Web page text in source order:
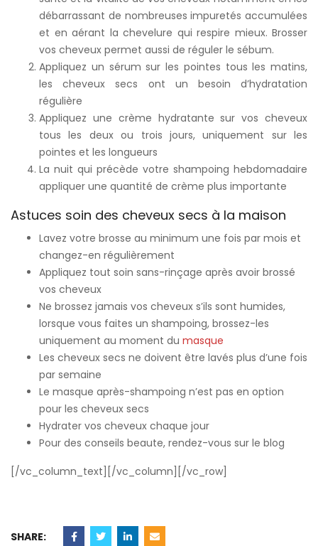
débarrassant de nombreuses impuretés accumulées
et en aérant la chevelure qui respire mieux. Brosser
vos cheveux permet aussi de réguler le sébum.
Appliquez un sérum sur les pointes tous les matins,
les cheveux secs ont un besoin d’hydratation
régulière
Appliquez une crème hydratante sur vos cheveux
tous les deux ou trois jours, uniquement sur les
pointes et les longueurs
La nuit qui précède votre shampoing hebdomadaire
appliquer une quantité de crème plus importante
Astuces soin des cheveux secs à la maison
Lavez votre brosse au minimum une fois par mois et
changez-en régulièrement
Appliquez tout soin sans-rinçage après avoir brossé
vos cheveux
Ne brossez jamais vos cheveux s’ils sont humides,
lorsque vous faites un shampoing, brossez-les
uniquement au moment du masque
Les cheveux secs ne doivent être lavés plus d’une fois
par semaine
Le masque après-shampoing n’est pas en option
pour les cheveux secs
Hydrater vos cheveux chaque jour
Pour des conseils beaute, rendez-vous sur le blog
[/vc_column_text][/vc_column][/vc_row]
SHARE: